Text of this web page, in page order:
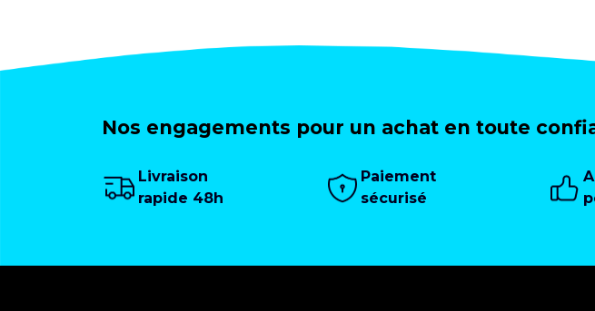
Nos engagements pour un achat en toute
Livraison
rapide 48h
Paiement
sécurisé